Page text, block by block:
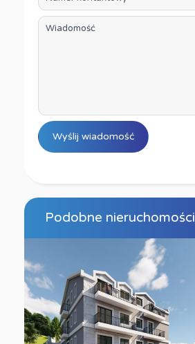
Podobne nieruchomości